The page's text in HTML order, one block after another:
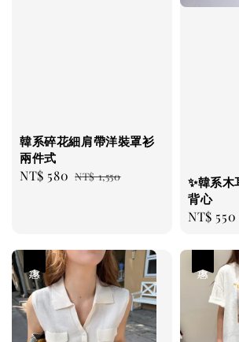
韓系碎花細肩帶洋裝罩衫
兩件式
Sale
NT$ 580 Regular
NT$ 1,550
✨韓系
背心
Sale
NT$ 550